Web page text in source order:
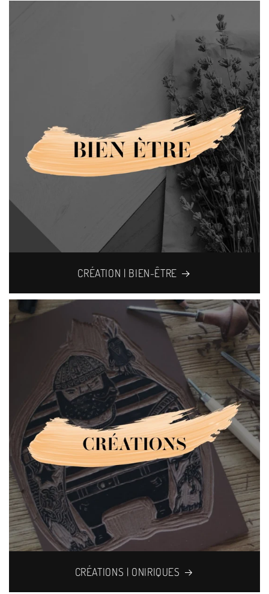
CRÉATION | BIEN-ÊTRE
CRÉATIONS | ONIRIQUES